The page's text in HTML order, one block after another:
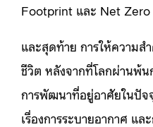
Footprint และ Net
และสุดท้าย การให้ความส
ชีวิต หลังจากที่โลกผ่านพ้น
การพัฒนาที่อยู่อาศัยในปัจ
เรื่องการระบายอากาศ แ